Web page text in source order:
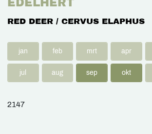
EDELHERT
RED DEER / CERVUS ELAPHUS
jan feb mrt apr
jul aug sep okt
2147